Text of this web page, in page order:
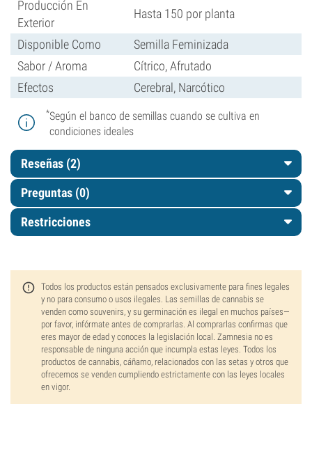
Producción En
Exterior
Hasta 150 por planta
Disponible Como
Semilla Feminizada
Sabor / Aroma
Cítrico, Afrutado
Efectos
Cerebral, Narcótico
*Según el banco de semillas cuando se cultiva en
condiciones ideales
Reseñas (2)
Preguntas (0)
Restricciones
Todos los productos están pensados exclusivamente para fines legales
y no para consumo o usos ilegales. Las semillas de cannabis se
venden como souvenirs, y su germinación es ilegal en muchos países—
por favor, infórmate antes de comprarlas. Al comprarlas confirmas que
eres mayor de edad y conoces la legislación local. Zamnesia no es
responsable de ninguna acción que incumpla estas leyes. Todos los
productos de cannabis, cáñamo, relacionados con las setas y otros que
ofrecemos se venden cumpliendo estrictamente con las leyes locales
en vigor.